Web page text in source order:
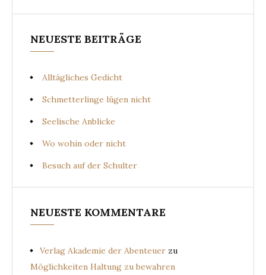
NEUESTE BEITRÄGE
Alltägliches Gedicht
Schmetterlinge lügen nicht
Seelische Anblicke
Wo wohin oder nicht
Besuch auf der Schulter
NEUESTE KOMMENTARE
Verlag Akademie der Abenteuer zu
Möglichkeiten Haltung zu bewahren